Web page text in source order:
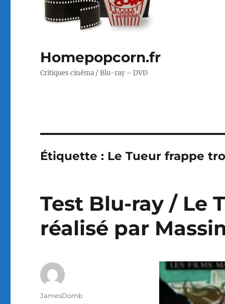
Homepopcorn.fr
Critiques cinéma / Blu-ray – DVD
Étiquette : Le Tueur frappe
Test Blu-ray / Le
réalisé par
Auteur
JamesDomb